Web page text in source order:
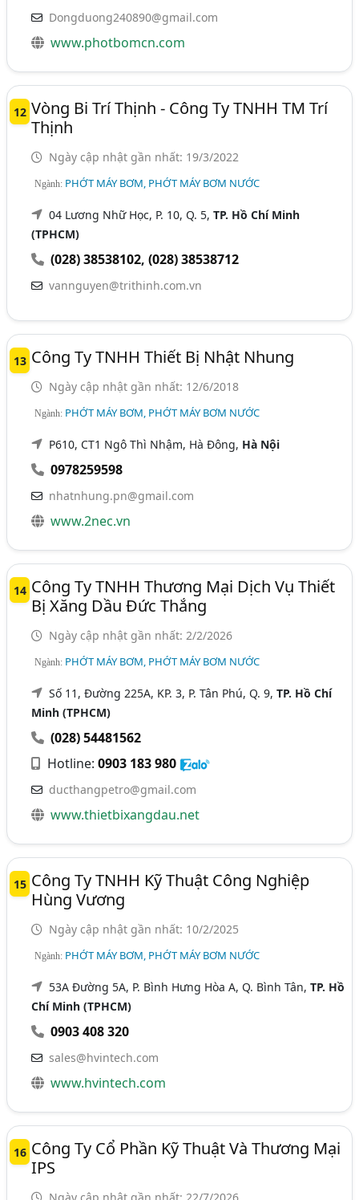
Dongduong240890@gmail.com
www.photbomcn.com
12 Vòng Bi Trí Thịnh - Công Ty TNHH TM Trí
Thịnh
Ngày cập nhật gần nhất: 19/3/2022
Ngành: PHỚT MÁY BƠM, PHỚT MÁY BƠM NƯỚC
04 Lương Nhữ Học, P. 10, Q. 5,TP. Hồ Chí Minh
(TPHCM)
(028) 38538102,(028) 38538712
vannguyen@trithinh.com.vn
13 Công Ty TNHH Thiết Bị Nhật Nhung
Ngày cập nhật gần nhất: 12/6/2018
Ngành: PHỚT MÁY BƠM, PHỚT MÁY BƠM NƯỚC
P610, CT1 Ngô Thì Nhậm, Hà Đông, Hà Nội
0978259598
nhatnhung.pn@gmail.com
www.2nec.vn
14 Công Ty TNHH Thương Mại Dịch Vụ Thiết
Bị Xăng Dầu Đức Thắng
Ngày cập nhật gần nhất: 2/2/2026
Ngành: PHỚT MÁY BƠM, PHỚT MÁY BƠM NƯỚC
Số 11, Đường 225A, KP. 3, P. Tân Phú, Q. 9,TP. Hồ Chí
Minh (TPHCM)
(028) 54481562
Hotline:0903 183 980
ducthangpetro@gmail.com
www.thietbixangdau.net
15 Công Ty TNHH Kỹ Thuật Công Nghiệp
Hùng Vương
Ngày cập nhật gần nhất: 10/2/2025
Ngành: PHỚT MÁY BƠM, PHỚT MÁY BƠM NƯỚC
53A Đường 5A, P. Bình Hưng Hòa A, Q. Bình Tân,TP. Hồ
Chí Minh (TPHCM)
0903 408 320
sales@hvintech.com
www.hvintech.com
16 Công Ty Cổ Phần Kỹ Thuật Và Thương Mại
IPS